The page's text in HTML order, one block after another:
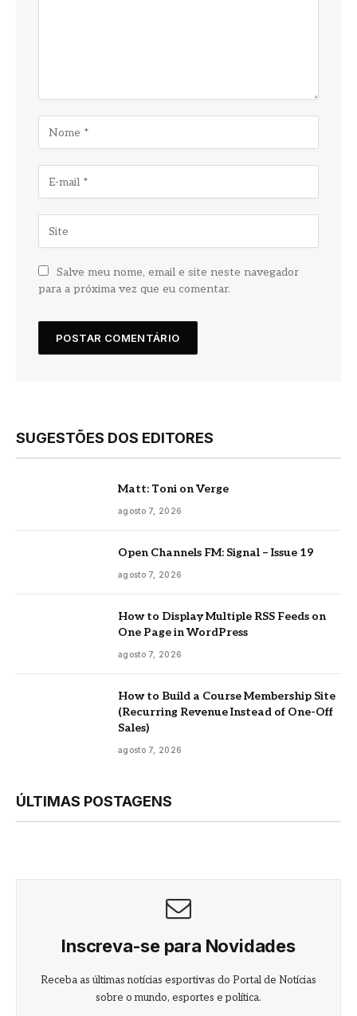
Salve meu nome, email e site neste navegador
para a próxima vez que eu comentar.
SUGESTÕES DOS EDITORES
Matt: Toni on Verge
agosto 7, 2026
Open Channels FM: Signal – Issue 19
agosto 7, 2026
How to Display Multiple RSS Feeds on
One Page in WordPress
agosto 7, 2026
How to Build a Course Membership Site
(Recurring Revenue Instead of One-Off
Sales)
agosto 7, 2026
ÚLTIMAS POSTAGENS
Inscreva-se para Novidades
Receba as últimas notícias esportivas do Portal de Notícias
sobre o mundo, esportes e política.